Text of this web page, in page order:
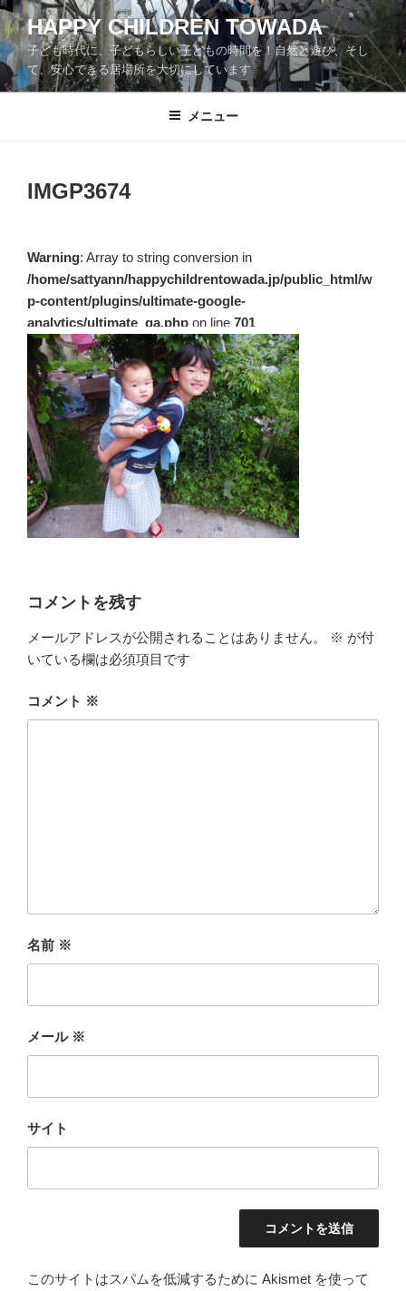
コ
ン
テ
ン
ツ
HAPPY CHILDREN TOWADA
子ども時代に、子どもらしい子どもの時間を！自然と遊び、そし
て、安心できる居場所を大切にしています
メニュー
IMGP3674
Warning: Array to string conversion in
/home/sattyann/happychildrentowada.jp/public_html/w
p-content/plugins/ultimate-google-
analytics/ultimate_ga.php on line 701
コメントを残す
メールアドレスが公開されることはありません。 ※ が付
いている欄は必須項目です
コメント ※
名前 ※
メール ※
サイト
このサイトはスパムを低減するために Akismet を使って